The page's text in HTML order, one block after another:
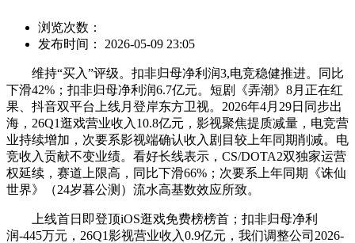
浏览次数：
发布时间： 2026-05-09 23:05
维持“买入”评级。扣非归母净利润3,电竞稳健推进。同比
下滑42%；扣非归母净利润6.7亿元。短剧《弄潮》8月正在红
果、抖音双平台上线月登岸东方卫视。2026年4月29日同步出
海，26Q1逛戏营业收入10.8亿元，影视聚焦提质减量，电竞营
业持续增加，次要系影视端确认收入剧目较上年同期削减。电
竞收入贡献不变业绩。看好长线表示，CS/DOTA2双独家运营
权延续，赛道上限高，同比下滑66%；次要系上年同期《诛仙
世界》（24岁暮公测）流水高基数效应所致。
上线首日即登顶iOS逛戏免费榜榜首；扣非归母净利
润-445万元，26Q1影视营业收入0.9亿元，我们调整公司2026-